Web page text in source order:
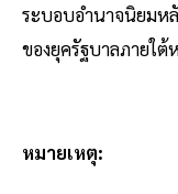
ระบอบอำนาจนิยมห
ของยุครัฐบาลภายใ
หมายเหตุ: